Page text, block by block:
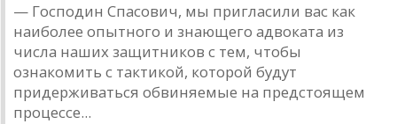
— Господин Спасович, мы пригласили вас как
наиболее опытного и знающего адвоката из
числа наших защитников с тем, чтобы
ознакомить с тактикой, которой будут
придерживаться обвиняемые на предстоящем
процессе...